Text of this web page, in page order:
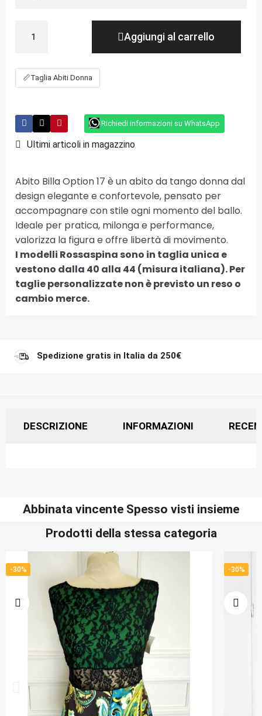
Aggiungi al carrello
📏Taglia Abiti Donna
Richiedi informazioni su WhatsApp
Ultimi articoli in magazzino
Abito Billa Option 17 è un abito da tango donna dal
design elegante e confortevole, pensato per
accompagnare con stile ogni momento del ballo.
Ideale per pratica, milonga e performance,
valorizza la figura e offre libertà di movimento.
I modelli Rossaspina sono in taglia unica e
vestono dalla 40 alla 44 (misura italiana). Per
taglie personalizzate non è previsto un reso o
cambio merce.
Spedizione gratis in Italia da 250€
DESCRIZIONE INFORMAZIONI
Abbinata vincente Spesso visti insieme
Prodotti della stessa categoria
-30% -30%